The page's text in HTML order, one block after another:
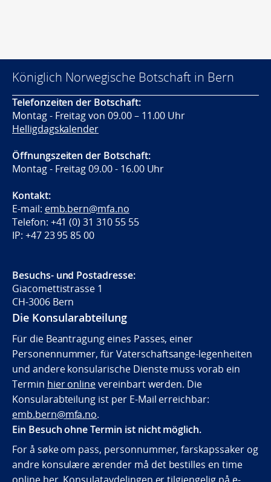
Königlich Norwegische Botschaft in Bern
Telefonzeiten der Botschaft:
Montag - Freitag von 09.00 – 11.00 Uhr
Helligdagskalender
Öffnungszeiten der Botschaft:
Montag - Freitag 09.00 - 16.00 Uhr
Kontakt:
E-mail: emb.bern@mfa.no
Telefon: +41 (0) 31 310 55 55
IP: +47 23 95 85 00
Besuchs- und Postadresse:
Giacomettistrasse 1
CH-3006 Bern
Die Konsularabteilung
Für die Beantragung eines Passes, einer
Personennummer, für Vaterschaftsange-legenheiten
und andere konsularische Dienste muss vorab ein
Termin hier onlinevereinbart werden. Die
Konsularabteilung ist per E-Mail erreichbar:
emb.bern@mfa.no.
Ein Besuch ohne Termin ist nicht möglich.
For å søke om pass, personnummer, farskapssaker og
andre konsulære ærender må det bestilles en time